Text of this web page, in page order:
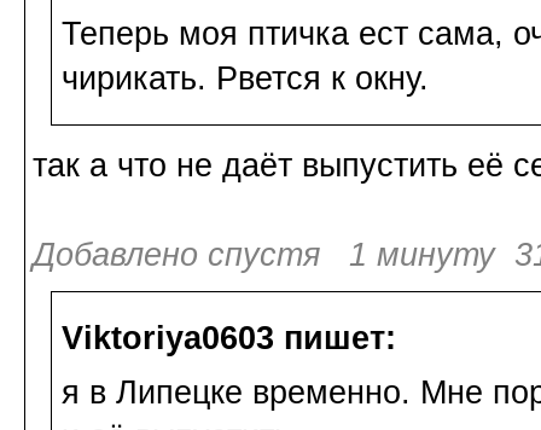
Теперь моя птичка ест сама,
чирикать. Рвется к окну.
так а что не даёт выпустить её
Добавлено спустя 1 минуту
Viktoriya0603 пишет:
я в Липецке временно. Мне